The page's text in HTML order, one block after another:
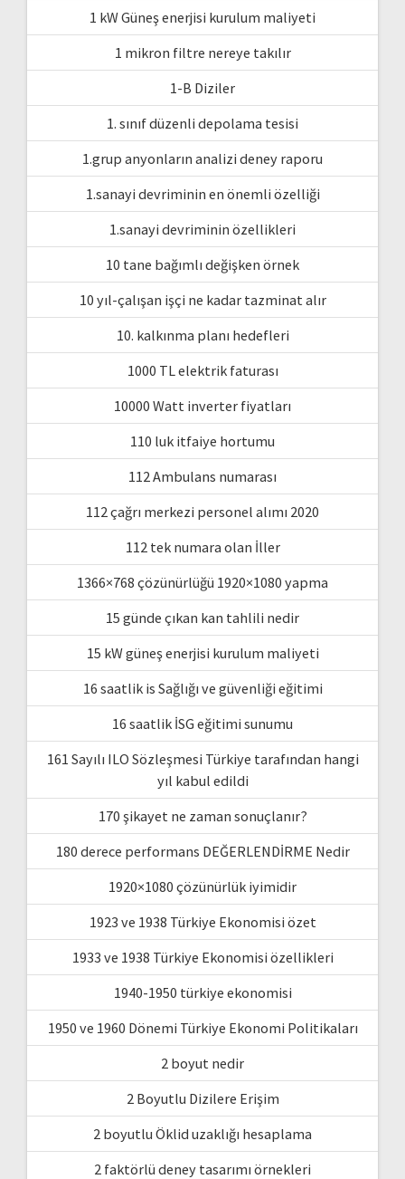
1 kW Güneş enerjisi kurulum maliyeti
1 mikron filtre nereye takılır
1-B Diziler
1. sınıf düzenli depolama tesisi
1.grup anyonların analizi deney raporu
1.sanayi devriminin en önemli özelliği
1.sanayi devriminin özellikleri
10 tane bağımlı değişken örnek
10 yıl-çalışan işçi ne kadar tazminat alır
10. kalkınma planı hedefleri
1000 TL elektrik faturası
10000 Watt inverter fiyatları
110 luk itfaiye hortumu
112 Ambulans numarası
112 çağrı merkezi personel alımı 2020
112 tek numara olan İller
1366×768 çözünürlüğü 1920×1080 yapma
15 günde çıkan kan tahlili nedir
15 kW güneş enerjisi kurulum maliyeti
16 saatlik is Sağlığı ve güvenliği eğitimi
16 saatlik İSG eğitimi sunumu
161 Sayılı ILO Sözleşmesi Türkiye tarafından hangi
yıl kabul edildi
170 şikayet ne zaman sonuçlanır?
180 derece performans DEĞERLENDİRME Nedir
1920×1080 çözünürlük iyimidir
1923 ve 1938 Türkiye Ekonomisi özet
1933 ve 1938 Türkiye Ekonomisi özellikleri
1940-1950 türkiye ekonomisi
1950 ve 1960 Dönemi Türkiye Ekonomi Politikaları
2 boyut nedir
2 Boyutlu Dizilere Erişim
2 boyutlu Öklid uzaklığı hesaplama
2 faktörlü deney tasarımı örnekleri